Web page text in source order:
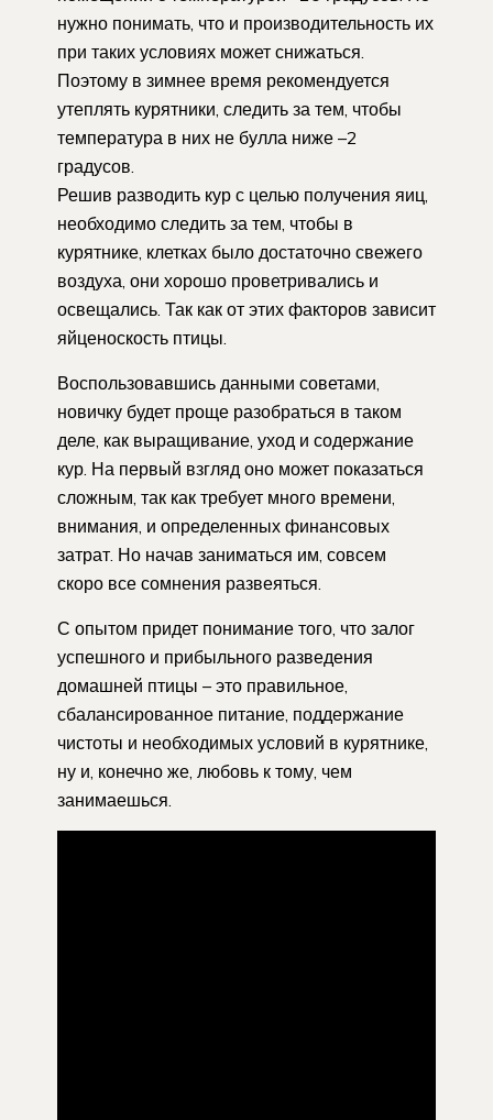
нужно понимать, что и производительность их
при таких условиях может снижаться.
Поэтому в зимнее время рекомендуется
утеплять курятники, следить за тем, чтобы
температура в них не булла ниже –2
градусов.
Решив разводить кур с целью получения яиц,
необходимо следить за тем, чтобы в
курятнике, клетках было достаточно свежего
воздуха, они хорошо проветривались и
освещались. Так как от этих факторов зависит
яйценоскость птицы.
Воспользовавшись данными советами,
новичку будет проще разобраться в таком
деле, как выращивание, уход и содержание
кур. На первый взгляд оно может показаться
сложным, так как требует много времени,
внимания, и определенных финансовых
затрат. Но начав заниматься им, совсем
скоро все сомнения развеяться.
С опытом придет понимание того, что залог
успешного и прибыльного разведения
домашней птицы – это правильное,
сбалансированное питание, поддержание
чистоты и необходимых условий в курятнике,
ну и, конечно же, любовь к тому, чем
занимаешься.